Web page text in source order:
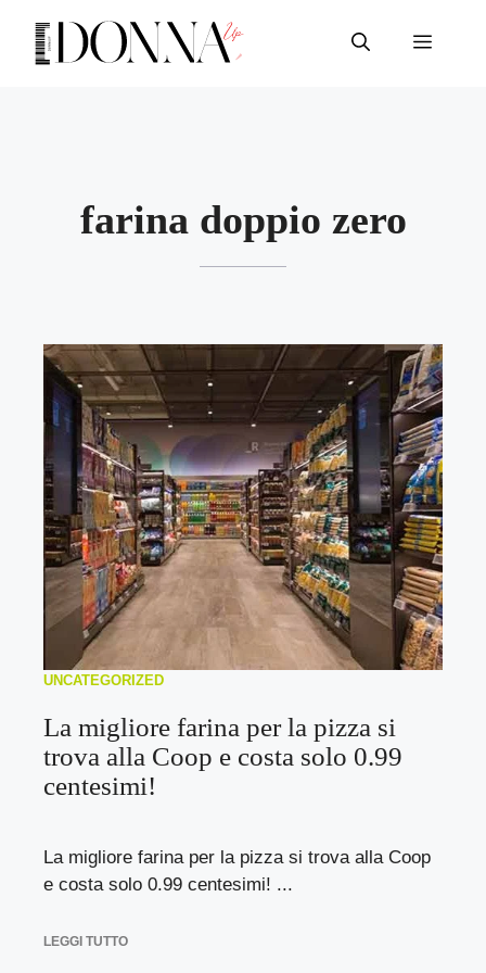
contenuto
Menu
farina doppio zero
UNCATEGORIZED
La migliore farina per la pizza si
trova alla Coop e costa solo 0.99
centesimi!
La migliore farina per la pizza si trova alla Coop
e costa solo 0.99 centesimi! ...
LEGGI TUTTO